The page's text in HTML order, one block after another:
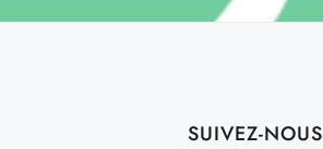
SUIVEZ-NOUS